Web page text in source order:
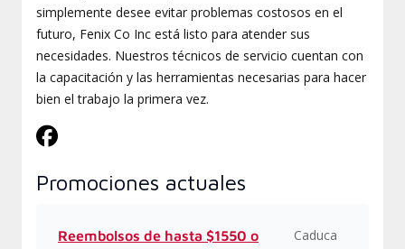
simplemente desee evitar problemas costosos en el
futuro, Fenix Co Inc está listo para atender sus
necesidades. Nuestros técnicos de servicio cuentan con
la capacitación y las herramientas necesarias para hacer
bien el trabajo la primera vez.
Promociones actuales
Reembolsos de hasta $1550 o
Caduca